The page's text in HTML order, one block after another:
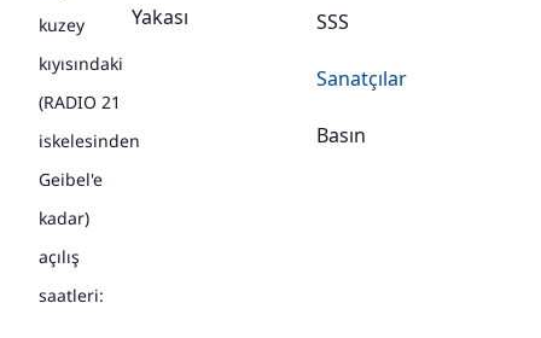
kuzey
kıyısındaki
(RADIO 21
iskelesinden
Geibel'e
kadar)
açılış
saatleri:
Yakası
SSS
Sanatçılar
Basın